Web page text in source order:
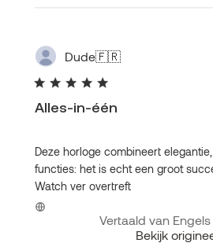
Dude🇫🇷
Alles-in-één
Deze horloge combineert
functies: het is echt een groot
Watch ver overtreft
Vertaald van
Bekijk